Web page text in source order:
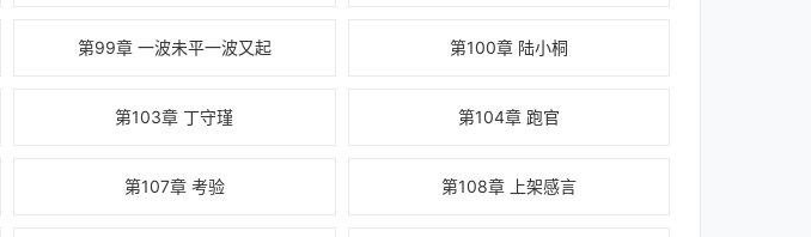
第99章 一波未平一波又起 第100章 陆小桐
第103章 丁守瑾 第104章 跑官
第107章 考验 第108章 上架感言